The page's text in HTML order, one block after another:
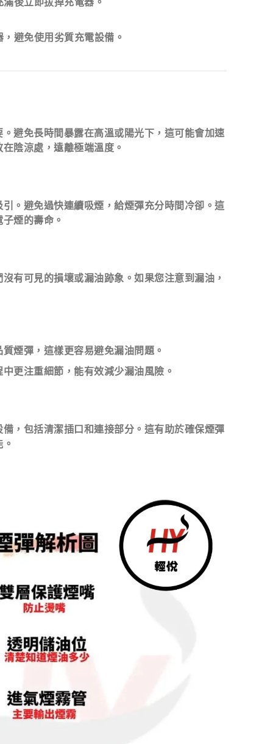
後立即拔掉充電器。
避免使用劣質充電設備。
避免長時間暴露在高溫或陽光下 ，這可能會加速
陰涼處，遠離極端溫度。
引。避免過快連續吸煙，給煙彈充分時間冷卻。這
煙的壽命。
有可見的損壞或漏油跡象。如果您注意到漏油，
煙彈，這樣更容易避免漏油問題。
更注重細節，能有效減少漏油風險。
，包括清潔插口和連接部分。這有助於確保煙彈